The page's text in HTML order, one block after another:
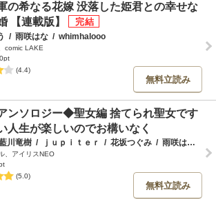
の希なる花嫁 没落した姫君との幸せな
【連載版】
/ 雨咲はな / whimhalooo
comic LAKE
(4.4)
無料立読み
ンソロジー◆聖女編 捨てられ聖女です
人生が楽しいのでお構いなく
川竜樹 / ｊｕｐｉｔｅｒ / 花坂つぐみ / 雨咲はな
、アイリスNEO
(5.0)
無料立読み